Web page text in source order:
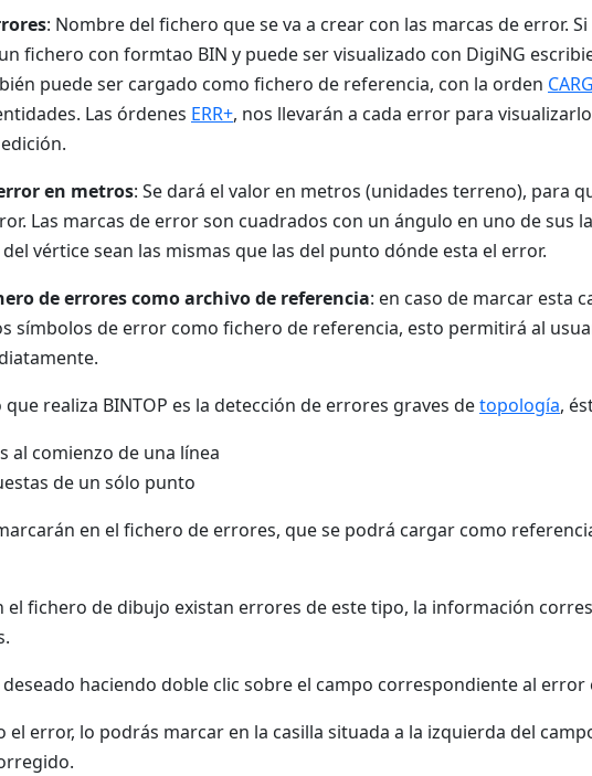
: Nombre del fichero que se va a crear con las marcas de error.
fichero con formtao BIN y puede ser visualizado con DigiNG
puede ser cargado como fichero de referencia, con la orden
Las órdenes ERR+, nos llevarán a cada error para
en metros: Se dará el valor en metros (unidades terreno), para
Las marcas de error son cuadrados con un ángulo en uno de sus
vértice sean las mismas que las del punto dónde esta el error.
de errores como archivo de referencia: en caso de marcar esta
símbolos de error como fichero de referencia, esto permitirá al
realiza BINTOP es la detección de errores graves detopología,
al comienzo de una línea
de un sólo punto
en el fichero de errores, que se podrá cargar como
el fichero de dibujo existan errores de este tipo, la información
haciendo doble clic sobre el campo correspondiente al error
el error, lo podrás marcar en la casilla situada a la izquierda del